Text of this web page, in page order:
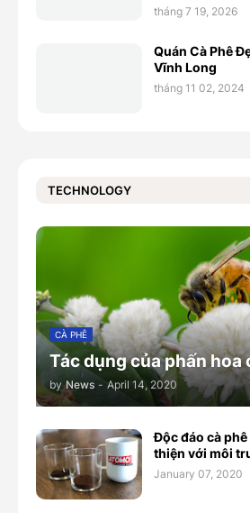
tháng 7 19, 2026
Quán Cà Phê
Vĩnh Long
tháng 11 02, 2024
TECHNOLOGY
CÀ PHÊ
Tác dụng của phấn hoa
by News - April 14, 2020
Độc đáo cà
thiện với môi
January 07, 2020